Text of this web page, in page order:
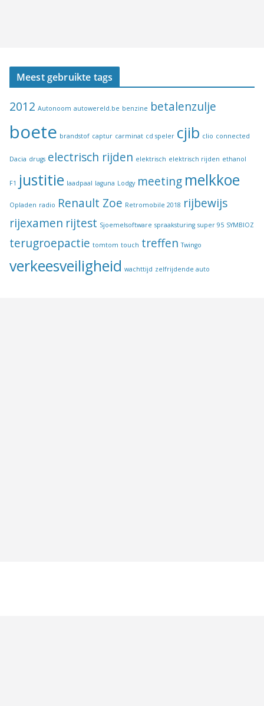
Meest gebruikte tags
2012 Autonoom autowereld.be benzine betalenzulje
boete brandstof captur carminat cd speler cjib clio connected
Dacia drugs electrisch rijden elektrisch elektrisch rijden ethanol
F1 justitie laadpaal laguna Lodgy meeting melkkoe
Opladen radio Renault Zoe Retromobile 2018 rijbewijs
rijexamen rijtest Sjoemelsoftware spraaksturing super 95 SYMBIOZ
terugroepactie tomtom touch treffen Twingo
verkeesveiligheid wachttijd zelfrijdende auto